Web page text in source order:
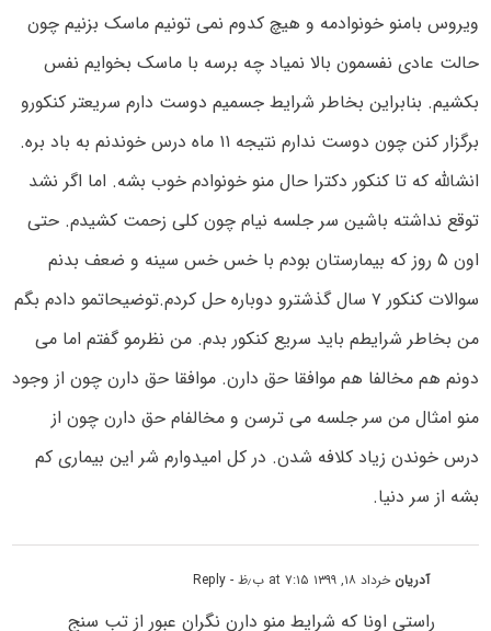
ویروس بامنو خونوادمه و هیچ کدوم نمی تونیم ماسک بزنیم چون
حالت عادی نفسمون بالا نمیاد چه برسه با ماسک بخوایم نفس
بکشیم. بنابراین بخاطر شرایط جسمیم دوست دارم سریعتر کنکورو
برگزار کنن چون دوست ندارم نتیجه ۱۱ ماه درس خوندنم به باد بره.
انشالله که تا کنکور دکترا حال منو خونوادم خوب بشه. اما اگر نشد
توقع نداشته باشین سر جلسه نیام چون کلی زحمت کشیدم. حتی
اون ۵ روز که بیمارستان بودم با خس خس سینه و ضعف بدنم
سوالات کنکور ۷ سال گذشترو دوباره حل کردم.توضیحاتمو دادم بگم
من بخاطر شرایطم باید سریع کنکور بدم. من نظرمو گفتم اما می
دونم هم مخالفا هم موافقا حق دارن. موافقا حق دارن چون از وجود
منو امثال من سر جلسه می ترسن و مخالفام حق دارن چون از
درس خوندن زیاد کلافه شدن. در کل امیدوارم شر این بیماری کم
بشه از سر دنیا.
آدریان خرداد ۱۸, ۱۳۹۹ at ۷:۱۵ ب٫ظ - Reply
راستی اونا که شرایط منو دارن نگران عبور از تب سنج